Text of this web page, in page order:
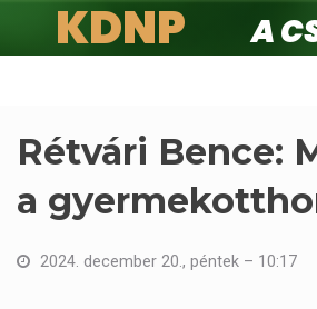
KDNP
A családokért.
Rétvári Bence:
a
2024. december 20., péntek – 10:17